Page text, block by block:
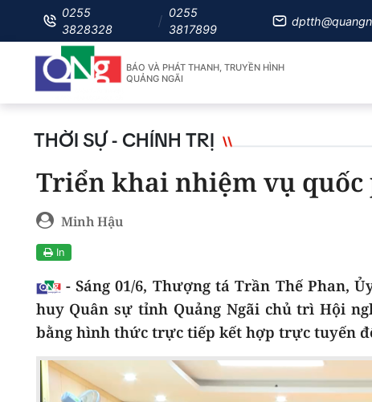
0255
3828328
0255
3817899
BÁO VÀ PHÁT THANH, TRUYỀN HÌNH
QUẢNG NGÃI
THỜI SỰ - CHÍNH TRỊ
Triển khai nhiệm vụ
Minh Hậu
In
- Sáng 01/6, Thượng tá Trần Thế Phan,
huy Quân sự tỉnh Quảng Ngãi chủ trì Hội
bằng hình thức trực tiếp kết hợp trực tuyến